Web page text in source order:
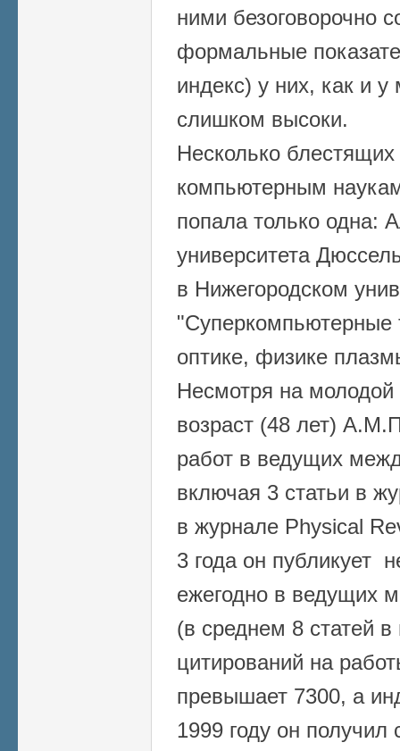
ними безоговорочно
формальные
индекс) у них, как и
слишком высоки.
Несколько
компьютерным
попала только одна:
университета
в Нижегородском
"Суперкомпьютерные
оптике, физике
Несмотря на молодой
возраст (48 лет)
работ в ведущих
включая 3 статьи в
в журнале Physical
3 года он публикует
ежегодно в ведущих
(в среднем 8 статей в
цитирований на
превышает 7300, а
1999 году он получил